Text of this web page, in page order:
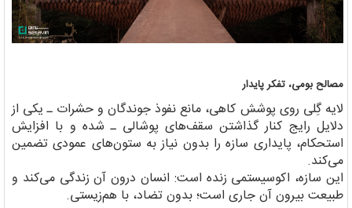
مصالح بومی، تفکر پایدار
لایه گِلی روی پوشش کاهی، مانع نفوذ جوندگان و حشرات ـ یکی از
دلایل رایج کنار گذاشتن سقف‌های پوشالی ـ شده و با افزایش
استحکام، پایداری سازه را بدون نیاز به ستون‌های عمودی تضمین
می‌کند.
این سازه، اکوسیستمی زنده است: انسان درون آن زندگی می‌کند و
طبیعت بیرون آن جاری است؛ بدون تضاد، با هم‌زیستی.